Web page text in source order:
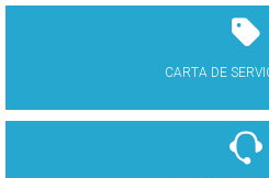
CARTA DE